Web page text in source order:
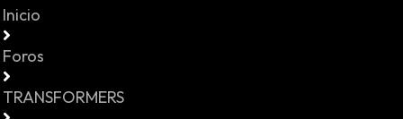
Inicio
Foros
TRANSFORMERS